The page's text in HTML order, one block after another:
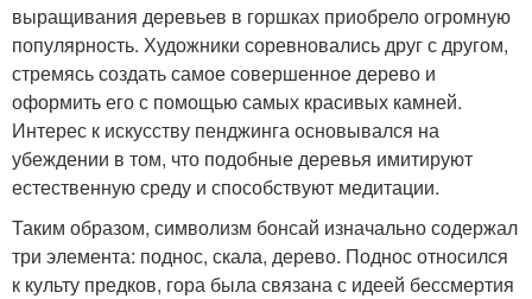
выращивания деревьев в горшках приобрело огромную
популярность. Художники соревновались друг с другом,
стремясь создать самое совершенное дерево и
оформить его с помощью самых красивых камней.
Интерес к искусству пенджинга основывался на
убеждении в том, что подобные деревья имитируют
естественную среду и способствуют медитации.
Таким образом, символизм бонсай изначально содержал
три элемента: поднос, скала, дерево. Поднос относился
к культу предков, гора была связана с идеей бессмертия